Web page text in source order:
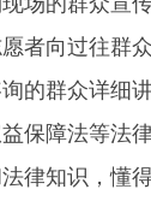
者向过往群
的群众详细
保障法等法
律知识，懂